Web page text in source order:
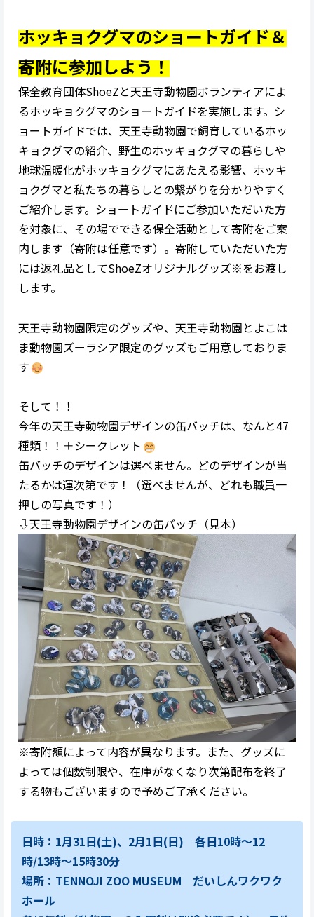
ホッキョクグマのショートガイド＆
寄附に参加しよう！
保全教育団体ShoeZと天王寺動物園ボランティアによ
るホッキョクグマのショートガイドを実施します。シ
ョートガイドでは、天王寺動物園で飼育しているホッ
キョクグマの紹介、野生のホッキョクグマの暮らしや
地球温暖化がホッキョクグマにあたえる影響、ホッキ
ョクグマと私たちの暮らしとの繋がりを分かりやすく
ご紹介します。ショートガイドにご参加いただいた方
を対象に、その場でできる保全活動として寄附をご案
内します（寄附は任意です）。寄附していただいた方
には返礼品としてShoeZオリジナルグッズ※をお渡し
します。
天王寺動物園限定のグッズや、天王寺動物園とよこは
ま動物園ズーラシア限定のグッズもご用意しておりま
す
そして！！
今年の天王寺動物園デザインの缶バッチは、なんと47
種類！！＋シークレット
缶バッチのデザインは選べません。どのデザインが当
たるかは運次第です！（選べませんが、どれも職員一
押しの写真です！）
⇩天王寺動物園デザインの缶バッチ（見本）
※寄附額によって内容が異なります。また、グッズに
よっては個数制限や、在庫がなくなり次第配布を終了
する物もございますので予めご了承ください。
日時：1月31日(土)、2月1日(日) 各日10時～12
時/13時～15時30分
場所：TENNOJI ZOO MUSEUM だいしんワクワク
ホール